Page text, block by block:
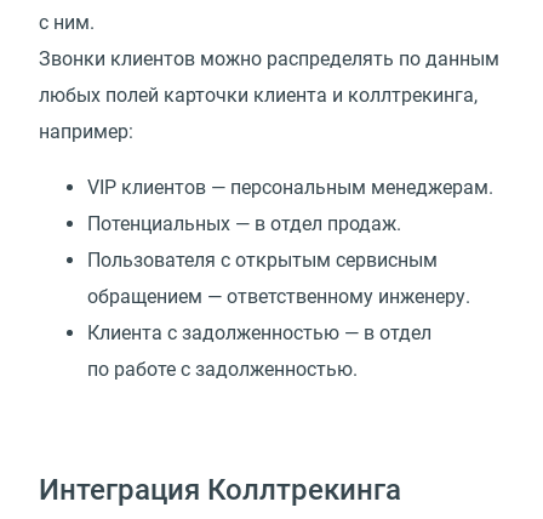
с ним.
Звонки клиентов можно распределять по данным
любых полей карточки клиента и коллтрекинга,
например:
VIP клиентов — персональным менеджерам.
Потенциальных — в отдел продаж.
Пользователя с открытым сервисным
обращением — ответственному инженеру.
Клиента с задолженностью — в отдел
по работе с задолженностью.
Интеграция Коллтрекинга